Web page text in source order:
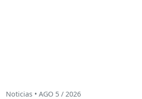
Noticias • AGO 5 / 2026